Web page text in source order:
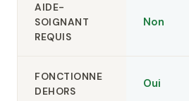
AIDE-
SOIGNANT
REQUIS
Non
FONCTIONNE
DEHORS
Oui